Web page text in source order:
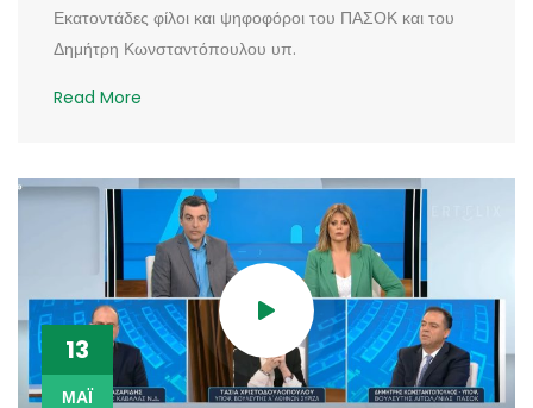
Εκατοντάδες φίλοι και ψηφοφόροι του ΠΑΣΟΚ και του
Δημήτρη Κωνσταντόπουλου υπ.
Read More
13
ΜΆΙ